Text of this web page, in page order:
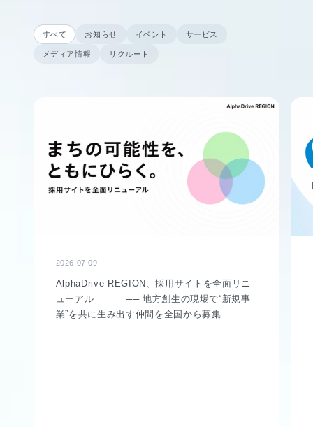
すべて お知らせ イベント サービス
メディア情報 リクルート
2026.07.09
AlphaDrive REGION、採用サイトを全面リニ
ューアル ── 地方創生の現場で“新規事
業”を共に生み出す仲間を全国から募集